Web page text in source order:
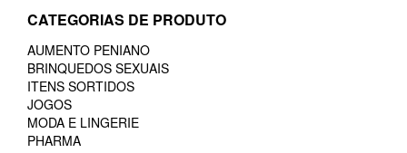
CATEGORIAS DE PRODUTO
AUMENTO PENIANO
BRINQUEDOS SEXUAIS
ITENS SORTIDOS
JOGOS
MODA E LINGERIE
PHARMA